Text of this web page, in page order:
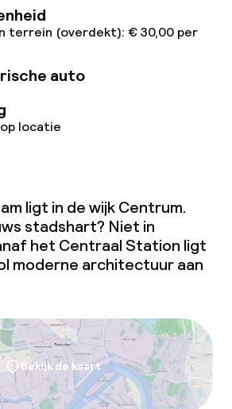
(wasmachine)
toegestaan (minder
terrein (overdekt): € 30,00 per
auto
locatie
ligt in de wijk Centrum.
stadshart? Niet in
het Centraal Station ligt
moderne architectuur aan
Bekijk de kaart